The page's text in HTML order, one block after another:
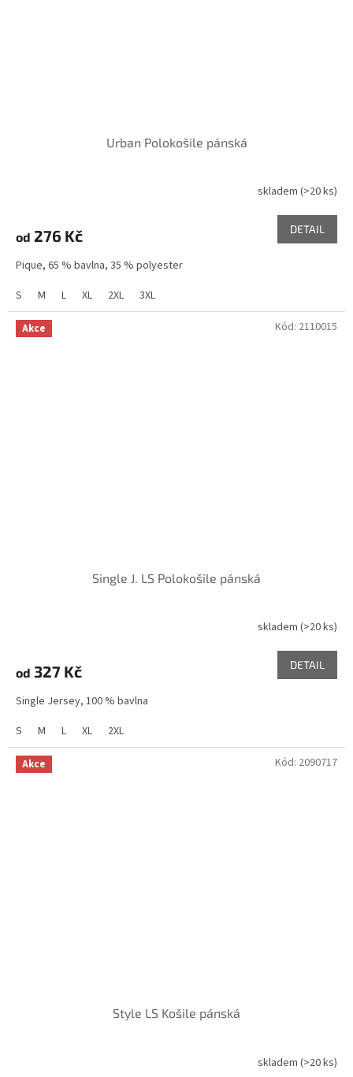
Urban Polokošile pánská
skladem (>20 ks)
od 276 Kč DETAIL
Pique, 65 % bavlna, 35 % polyester
S
M L XL 2XL 3XL
Akce
Single J. LS Polokošile pánská
skladem (>20 ks)
od 327 Kč DETAIL
Single Jersey, 100 % bavlna
S
M L XL 2XL
Kód: 2110015
Akce
Style LS Košile pánská
skladem (>20 ks)
Kód: 2090717